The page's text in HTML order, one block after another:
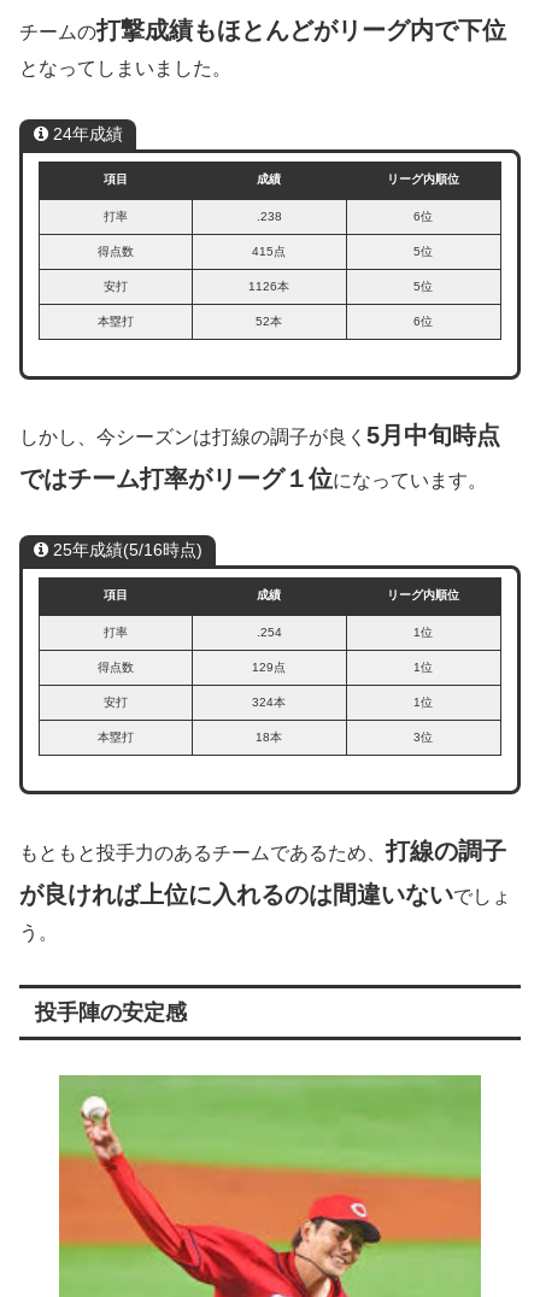
チームの打撃成績もほとんどがリーグ内で下位
となってしまいました。
24年成績
項目 成績 リーグ内順位
打率 .238 6位
得点数 415点 5位
安打 1126本 5位
本塁打 52本 6位
しかし、今シーズンは打線の調子が良く 5月中旬時点
ではチーム打率がリーグ１位になっています。
25年成績(5/16時点)
項目 成績 リーグ内順位
打率 .254 1位
得点数 129点 1位
安打 324本 1位
本塁打 18本 3位
もともと投手力のあるチームであるため、 打線の調子
が良ければ上位に入れるのは間違いないでしょ
う。
投手陣の安定感